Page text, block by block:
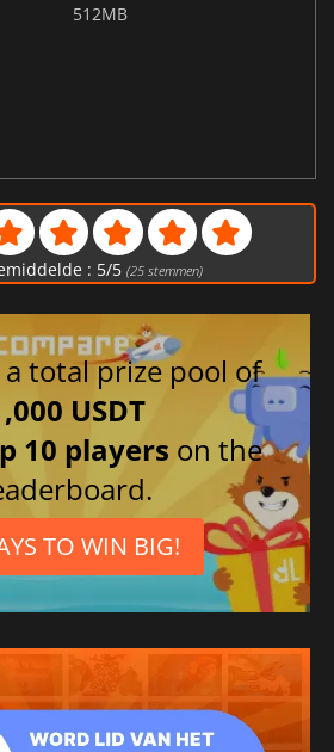
512MB
: 5/5 (25stemmen)
total prize pool of
USDT
10 players on the
TO WIN BIG!